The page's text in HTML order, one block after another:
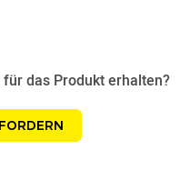
das Produkt erhalten?